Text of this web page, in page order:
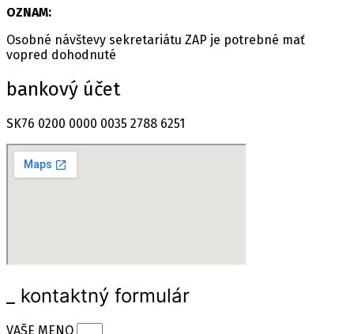
OZNAM:
Osobné návštevy sekretariátu ZAP je potrebné mať
vopred dohodnuté
bankový účet
SK76 0200 0000 0035 2788 6251
_ kontaktný formulár
VAŠE MENO